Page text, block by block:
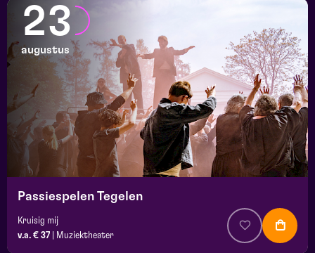
23
augustus
Passiespelen Tegelen
Kruisig mij
v.a. € 37
Muziektheater